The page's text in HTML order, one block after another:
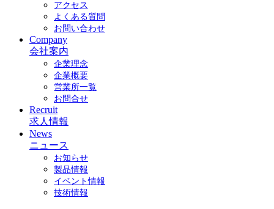
アクセス
よくある質問
お問い合わせ
Company
会社案内
企業理念
企業概要
営業所一覧
お問合せ
Recruit
求人情報
News
ニュース
お知らせ
製品情報
イベント情報
技術情報